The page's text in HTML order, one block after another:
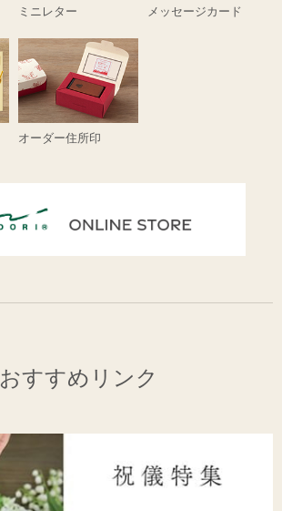
ミニレター メッセージカード
オーダー住所印
おすすめリンク